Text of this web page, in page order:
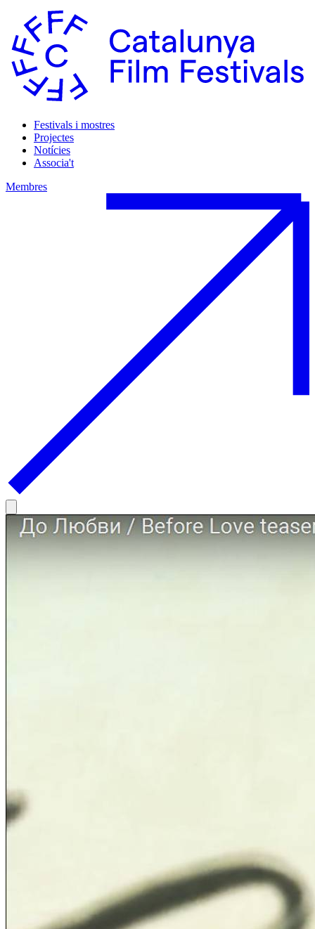
Festivals i mostres
Projectes
Notícies
Associa't
Membres